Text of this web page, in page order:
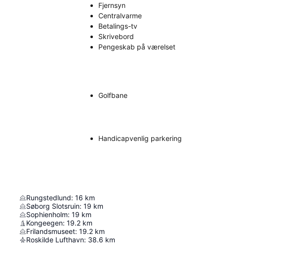
Fjernsyn
Centralvarme
Betalings-tv
Skrivebord
Pengeskab på værelset
Golfbane
Handicapvenlig parkering
Rungstedlund: 16 km
Søborg Slotsruin: 19 km
Sophienholm: 19 km
Kongeegen: 19.2 km
Frilandsmuseet: 19.2 km
Roskilde Lufthavn: 38.6 km